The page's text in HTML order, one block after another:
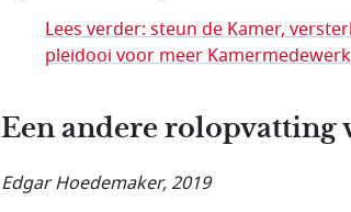
Lees verder: steun de Kamer,
pleidooi voor meer
Een andere rolopvatting
Edgar Hoedemaker, 2019